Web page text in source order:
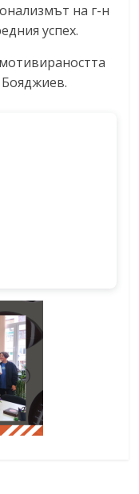
на г-н
успех.